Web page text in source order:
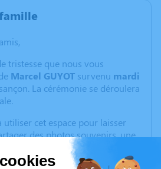
tristesse que nous vous
Marcel GUYOT survenu mardi
La cérémonie se déroulera
cet espace pour laisser
des photos souvenirs, une
pensées à travers des
Cet endroit est un lieu